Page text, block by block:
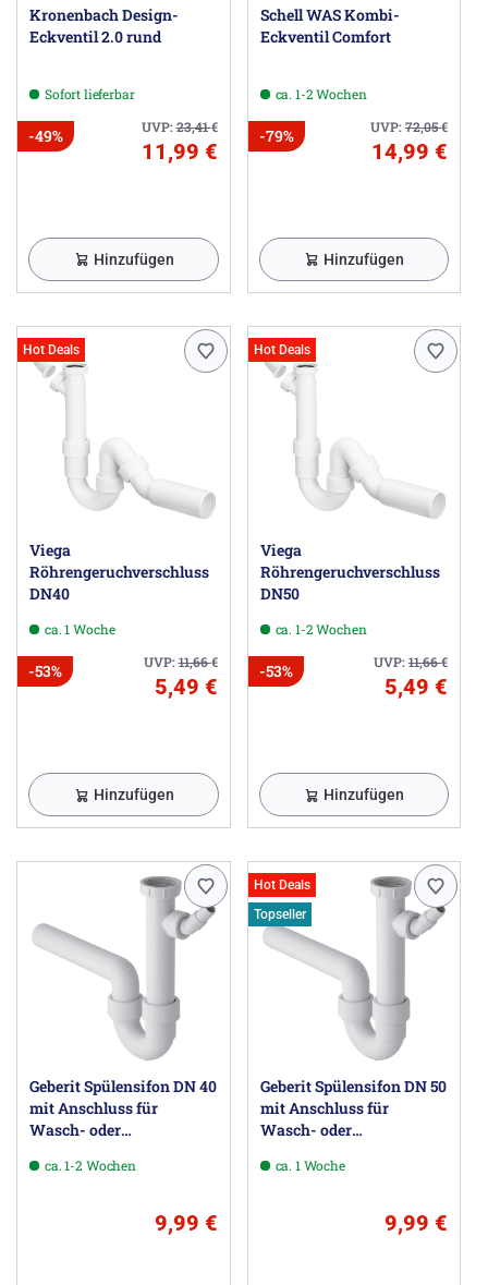
Kronenbach Design-
Eckventil 2.0 rund
Sofort lieferbar
UVP:23,41€
-49%
11,99 €
Hinzufügen
Schell WAS Kombi-
Eckventil Comfort
ca. 1-2 Wochen
UVP:72,05€
-79%
14,99 €
Hinzufügen
Hot Deals
Viega
Röhrengeruchverschluss
DN40
ca. 1 Woche
UVP:11,66€
-53%
5,49 €
Hinzufügen
Hot Deals
Viega
Röhrengeruchverschluss
DN50
ca. 1-2 Wochen
UVP:11,66€
-53%
5,49 €
Hinzufügen
Geberit Spülensifon DN 40
mit Anschluss für
Wasch- oder
ca. 1-2 Wochen
9,99 €
Hot Deals
Topseller
Geberit Spülensifon DN 50
mit Anschluss für
Wasch- oder
ca. 1 Woche
9,99 €